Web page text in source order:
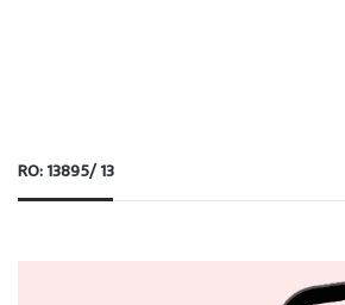
RO: 13895/ 13